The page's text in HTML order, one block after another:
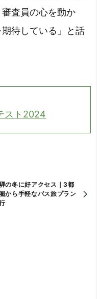
査員の心を動か
待している」と話
スト2024
の冬に好アクセス｜3都
から手軽なバス旅プラン